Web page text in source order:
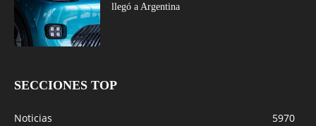
llegó a Argentina
SECCIONES TOP
Noticias
5970